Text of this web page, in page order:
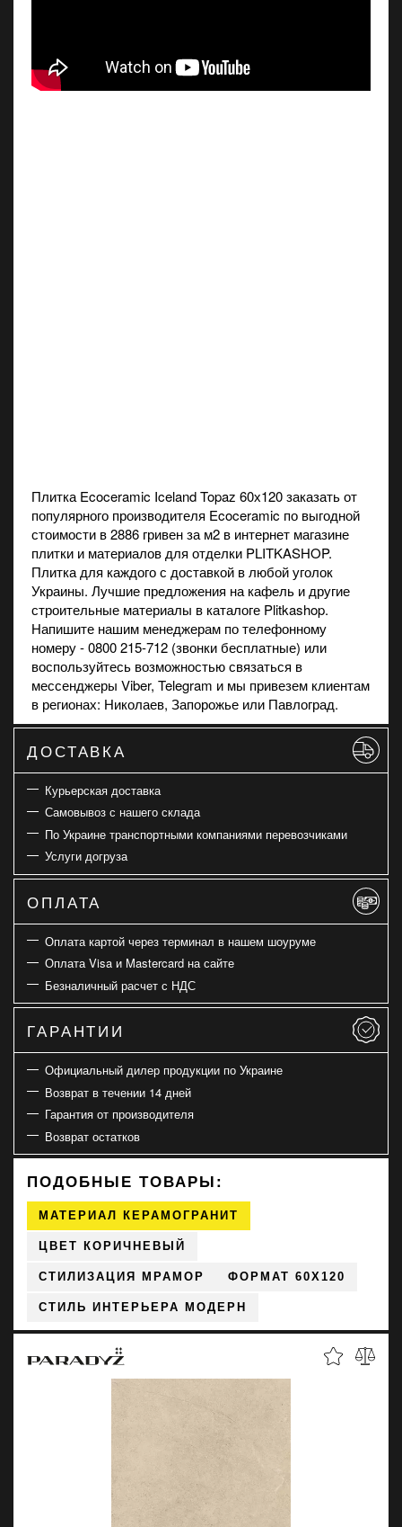
Плитка Ecoceramic Iceland Topaz 60х120 заказать от
популярного производителя Ecoceramic по выгодной
стоимости в 2886 гривен за м2 в интернет магазине
плитки и материалов для отделки PLITKASHOP.
Плитка для каждого с доставкой в любой уголок
Украины. Лучшие предложения на кафель и другие
строительные материалы в каталоге Plitkashop.
Напишите нашим менеджерам по телефонному
номеру - 0800 215-712 (звонки бесплатные) или
воспользуйтесь возможностью связаться в
мессенджеры Viber, Telegram и мы привезем клиентам
в регионах: Николаев, Запорожье или Павлоград.
ДОСТАВКА
Курьерская доставка
Самовывоз с нашего склада
По Украине транспортными компаниями перевозчиками
Услуги догруза
ОПЛАТА
Оплата картой через терминал в нашем шоуруме
Оплата Visa и Mastercard на сайте
Безналичный расчет с НДС
ГАРАНТИИ
Официальный дилер продукции по Украине
Возврат в течении 14 дней
Гарантия от производителя
Возврат остатков
ПОДОБНЫЕ ТОВАРЫ:
МАТЕРИАЛ КЕРАМОГРАНИТ
ЦВЕТ КОРИЧНЕВЫЙ
СТИЛИЗАЦИЯ МРАМОР ФОРМАТ 60X120
СТИЛЬ ИНТЕРЬЕРА МОДЕРН